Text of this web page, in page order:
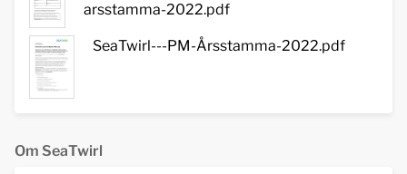
arsstamma-2022.pdf
SeaTwirl---PM-Årsstamma-2022.pdf
Om SeaTwirl